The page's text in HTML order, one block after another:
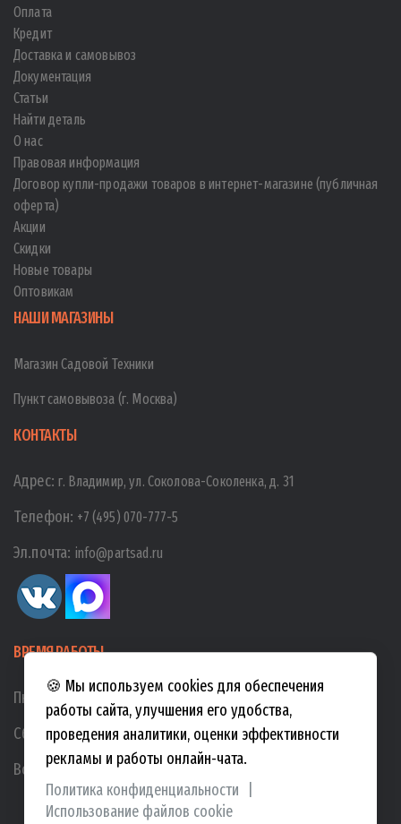
Оплата
Кредит
Доставка и самовывоз
Документация
Статьи
Найти деталь
О нас
Правовая информация
Договор купли-продажи товаров в интернет-магазине (публичная
оферта)
Акции
Скидки
Новые товары
Оптовикам
НАШИ МАГАЗИНЫ
Магазин Садовой Техники
Пункт самовывоза (г. Москва)
КОНТАКТЫ
Адрес:г. Владимир, ул. Соколова-Соколенка, д. 31
Телефон: +7 (495) 070-777-5
Эл.почта: info@partsad.ru
ВРЕМЯ РАБОТЫ
Пн-Пт: 10:00-19:00
Сб:
10:00-17:00
Вс:
10:00-15:00
🍪 Мы используем cookies для обеспечения
работы сайта, улучшения его удобства,
проведения аналитики, оценки эффективности
рекламы и работы онлайн-чата.
Политика конфиденциальности
Использование файлов cookie